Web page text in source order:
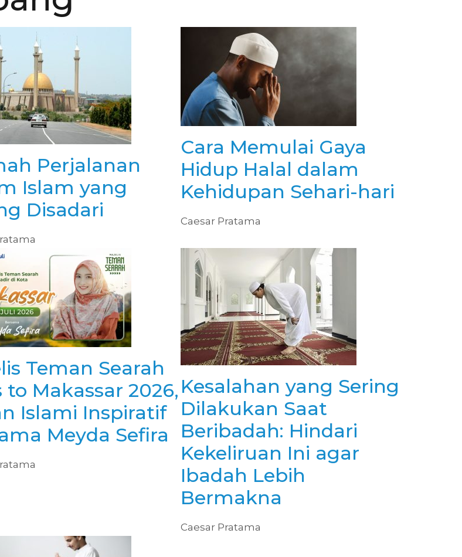
Perjalanan
Islam yang
Disadari
Cara Memulai Gaya
Hidup Halal dalam
Kehidupan Sehari-hari
Caesar Pratama
Teman Searah
to Makassar 2026,
Islami Inspiratif
Meyda Sefira
Kesalahan yang Sering
Dilakukan Saat
Beribadah: Hindari
Kekeliruan Ini agar
Ibadah Lebih
Bermakna
Caesar Pratama